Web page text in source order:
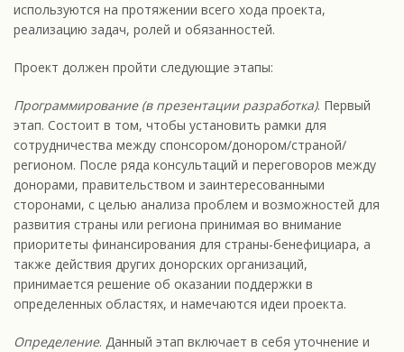
используются на протяжении всего хода проекта,
реализацию задач, ролей и обязанностей.
Проект должен пройти следующие этапы:
Программирование (в презентации разработка). Первый
этап. Состоит в том, чтобы установить рамки для
сотрудничества между спонсором/донором/страной/
регионом. После ряда консультаций и переговоров между
донорами, правительством и заинтересованными
сторонами, с целью анализа проблем и возможностей для
развития страны или региона принимая во внимание
приоритеты финансирования для страны-бенефициара, а
также действия других донорских организаций,
принимается решение об оказании поддержки в
определенных областях, и намечаются идеи проекта.
Определение. Данный этап включает в себя уточнение и